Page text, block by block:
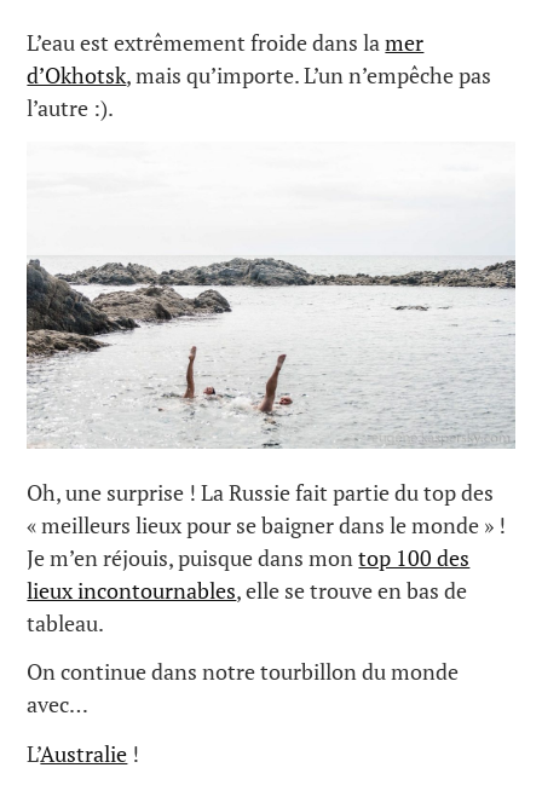
L’eau est extrêmement froide dans lamer
d’Okhotsk, mais qu’importe. L’un n’empêche pas
l’autre :).
Oh, une surprise ! La Russie fait partie du top des
« meilleurs lieux pour se baigner dans le monde » !
Je m’en réjouis, puisque dans montop 100 des
lieux incontournables, elle se trouve en bas de
tableau.
On continue dans notre tourbillon du monde
avec…
L’Australie !